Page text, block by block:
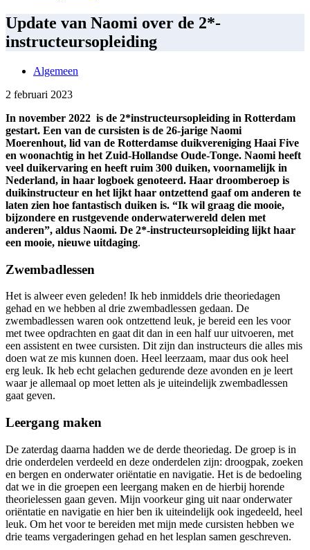
Update van Naomi over de 2*-
instructeursopleiding
Algemeen
2 februari 2023
In november 2022 is de 2*instructeursopleiding in Rotterdam
gestart. Een van de cursisten is de 26-jarige Naomi
Moerenhout, lid van de Rotterdamse duikvereniging Haai Five
en woonachtig in het Zuid-Hollandse Oude-Tonge. Naomi heeft
veel duikervaring en heeft ruim 300 duiken, voornamelijk in
Nederland, in haar logboek genoteerd. Haar droomberoep is
duikinstructeur en het lijkt haar ontzettend gaaf om anderen te
laten zien hoe fantastisch duiken is. “Ik wil graag die mooie,
bijzondere en rustgevende onderwaterwereld delen met
anderen”, aldus Naomi. De 2*-instructeursopleiding lijkt haar
een mooie, nieuwe uitdaging.
Zwembadlessen
Het is alweer even geleden! Ik heb inmiddels drie theoriedagen
gehad en we hebben al drie zwembadlessen gedaan. De
zwembadlessen waren ook ontzettend leuk, je bereid een les voor
met twee opdrachten en gaat dit dan in een half uur uitvoeren, met
een assistent en twee cursisten. Dit zijn dan instructeurs die alles mis
doen wat ze mis kunnen doen. Heel leerzaam, maar dus ook heel
erg leuk. Ik heb echt gelachen gedurende deze avonden en je leert
waar je allemaal op moet letten als je uiteindelijk zwembadlessen
gaat geven.
Leergang maken
De zaterdag daarna hadden we de derde theoriedag. De groep is in
drie onderdelen verdeeld en deze onderdelen zijn: droogpak, zoeken
en bergen en onderwater oriëntatie en navigatie. Het is de bedoeling
dat we in die groepen een leergang maken en de hierbij horende
theorielessen gaan geven. Mijn voorkeur ging uit naar onderwater
oriëntatie en navigatie en hier ben ik uiteindelijk ook ingedeeld, heel
leuk. Om het voor te bereiden met mijn mede cursisten hebben we
drie teams vergaderingen gehad en het lesplan samen geschreven.